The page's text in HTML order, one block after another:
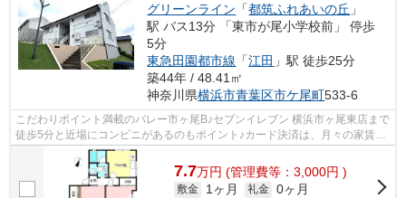
グリーンライン 「都筑ふれあいの丘 」
駅 バス13分 「東市が尾小学校前」 停歩
5分
東急田園都市線 「江田 」駅 徒歩25分
築44年 / 48.41㎡
神奈川県横浜市青葉区市ケ尾町533-6
こだわりポイント満載のパレー市ヶ尾B♪セブンイレブン 横浜市ヶ尾東店まで
徒歩5分と近場にコンビニがあるのもポイント♪カード決済は、月々の家賃や
初期費用支払いのわずらわしさを解消...
7.7万円 (管理費等：3,000円 )
敷金 1ヶ月 礼金 0ヶ月